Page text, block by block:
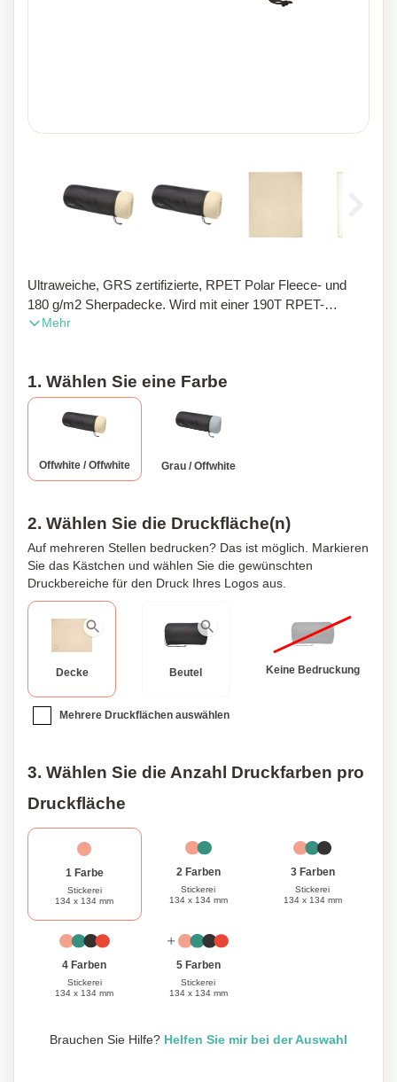
Ultraweiche, GRS zertifizierte, RPET Polar Fleece- und
180 g/m2 Sherpadecke. Wird mit einer 190T RPET-
Tragetasche mit Kordelzugverschluss geliefert. Verpackt in
Mehr
1. Wählen Sie eine Farbe
Offwhite / Offwhite Grau / Offwhite
2. Wählen Sie die Druckfläche(n)
Auf mehreren Stellen bedrucken? Das ist möglich. Markieren
Sie das Kästchen und wählen Sie die gewünschten
Druckbereiche für den Druck Ihres Logos aus.
Decke Beutel Keine Bedruckung
Mehrere Druckflächen auswählen
3. Wählen Sie die Anzahl Druckfarben pro
Druckfläche
1 Farbe
Stickerei
134 x 134 mm
2 Farben
Stickerei
134 x 134 mm
3 Farben
Stickerei
134 x 134 mm
4 Farben
Stickerei
134 x 134 mm
5 Farben
Stickerei
134 x 134 mm
Brauchen Sie Hilfe? Helfen Sie mir bei der Auswahl